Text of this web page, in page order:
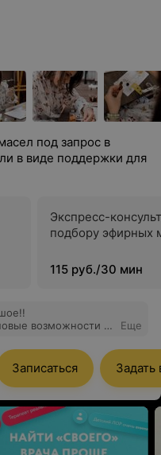
под запрос в
в виде поддержки для
Экспресс-
подбору эфирных
115 руб./30 мин
возможности и
запахами, я
и
в себе,
И всегда
незаезженные
что мой нос «не
деле мои проблемы,
С тобой
Еще
Записаться Задать